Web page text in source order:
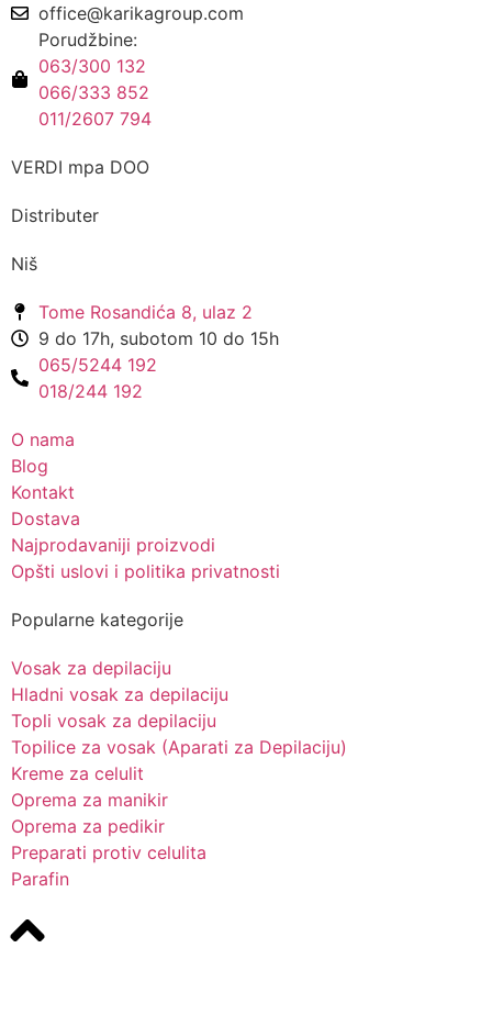
office@karikagroup.com
Porudžbine:
063/300 132
066/333 852
011/2607 794
VERDI mpa DOO
Distributer
Niš
Tome Rosandića 8, ulaz 2
9 do 17h, subotom 10 do 15h
065/5244 192
018/244 192
O nama
Blog
Kontakt
Dostava
Najprodavaniji proizvodi
Opšti uslovi i politika privatnosti
Popularne kategorije
Vosak za depilaciju
Hladni vosak za depilaciju
Topli vosak za depilaciju
Topilice za vosak (Aparati za Depilaciju)
Kreme za celulit
Oprema za manikir
Oprema za pedikir
Preparati protiv celulita
Parafin